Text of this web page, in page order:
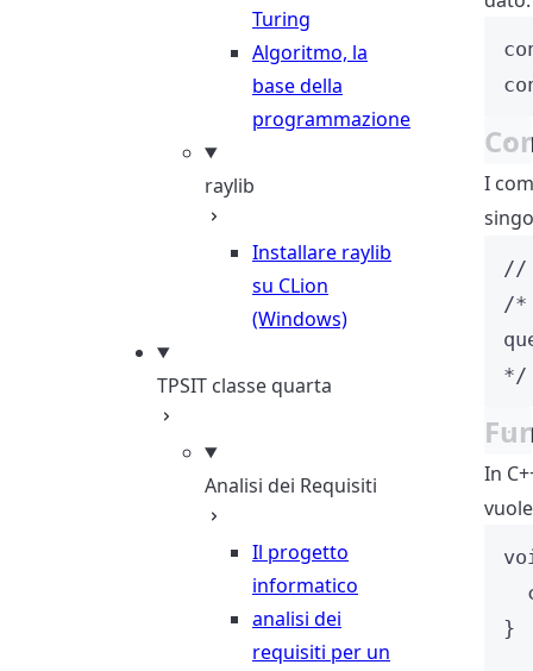
Turing
Algoritmo, la
base della
programmazione
raylib
Installare raylib
su CLion
(Windows)
TPSIT classe quarta
Analisi dei Requisiti
Il progetto
informatico
analisi dei
requisiti per un
I
//
/*
*/
In
}